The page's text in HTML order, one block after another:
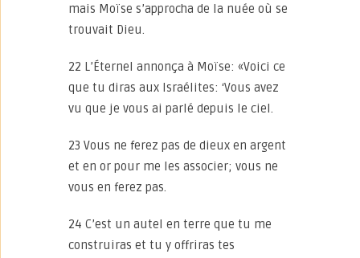
mais Moïse s’approcha de la nuée où se
trouvait Dieu.
22 L’Éternel annonça à Moïse: «Voici ce
que tu diras aux Israélites: ‘Vous avez
vu que je vous ai parlé depuis le ciel.
23 Vous ne ferez pas de dieux en argent
et en or pour me les associer; vous ne
vous en ferez pas.
24 C’est un autel en terre que tu me
construiras et tu y offriras tes